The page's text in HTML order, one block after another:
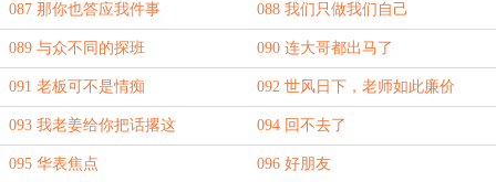
087 那你也答应我件事 088 我们只做我们自己
089 与众不同的探班 090 连大哥都出马了
091 老板可不是情痴 092 世风日下，老师如此廉价
093 我老姜给你把话撂这 094 回不去了
095 华表焦点 096 好朋友